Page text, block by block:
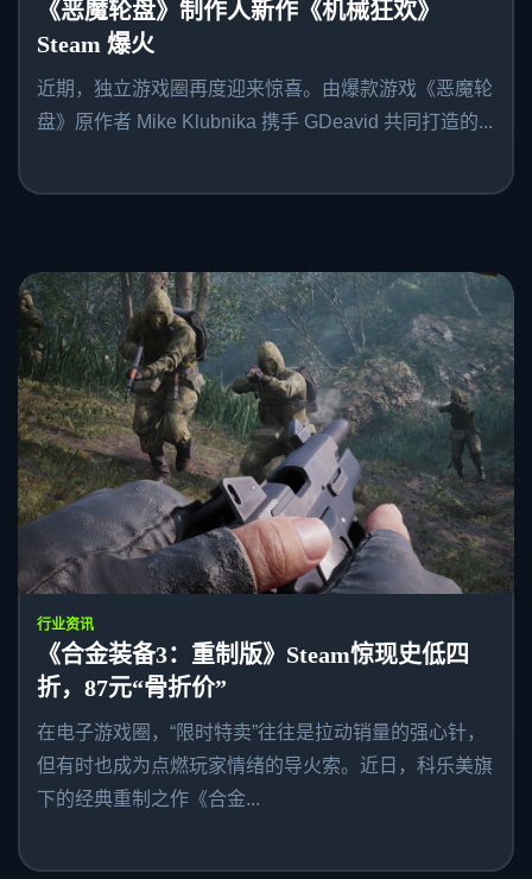
《恶魔轮盘》制作人新作《机械狂欢》
Steam 爆火
近期，独立游戏圈再度迎来惊喜。由爆款游戏《恶魔轮
盘》原作者 Mike Klubnika 携手 GDeavid 共同打造的...
行业资讯
《合金装备3：重制版》Steam惊现史低四
折，87元“骨折价”
在电子游戏圈，“限时特卖”往往是拉动销量的强心针，
但有时也成为点燃玩家情绪的导火索。近日，科乐美旗
下的经典重制之作《合金...